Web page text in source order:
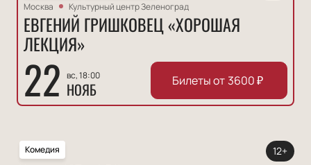
Москва
Культурный центр Зеленоград
ЕВГЕНИЙ ГРИШКОВЕЦ «ХОРОШАЯ
ЛЕКЦИЯ»
22 вс, 18:00
НОЯБ Билеты от 3600₽
Комедия
12+